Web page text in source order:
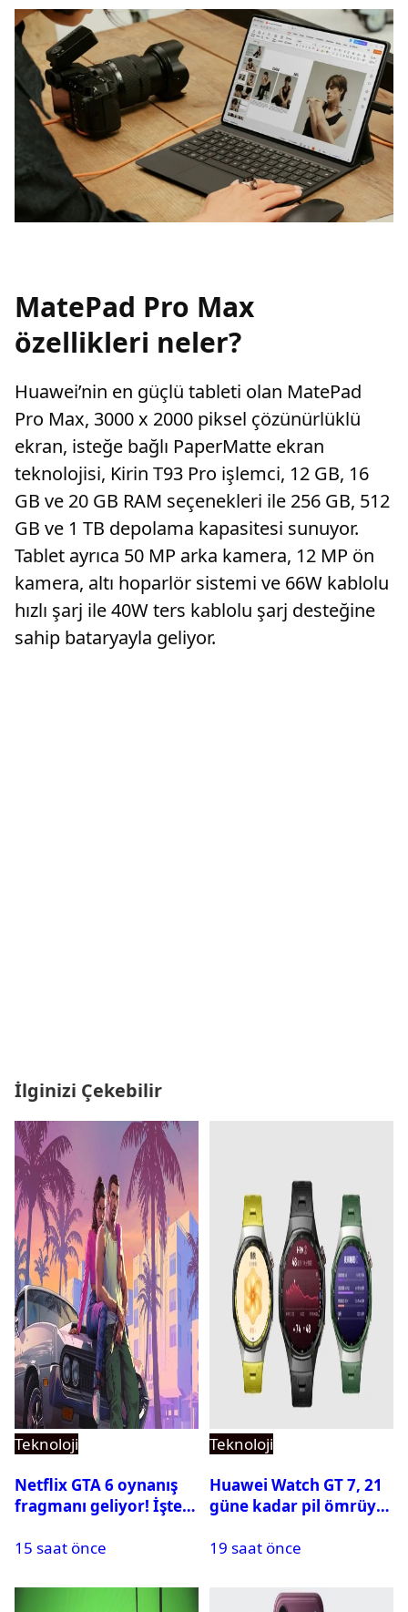
MatePad Pro Max
özellikleri neler?
Huawei’nin en güçlü tableti olan MatePad
Pro Max, 3000 x 2000 piksel çözünürlüklü
ekran, isteğe bağlı PaperMatte ekran
teknolojisi, Kirin T93 Pro işlemci, 12 GB, 16
GB ve 20 GB RAM seçenekleri ile 256 GB, 512
GB ve 1 TB depolama kapasitesi sunuyor.
Tablet ayrıca 50 MP arka kamera, 12 MP ön
kamera, altı hoparlör sistemi ve 66W kablolu
hızlı şarj ile 40W ters kablolu şarj desteğine
sahip bataryayla geliyor.
İlginizi Çekebilir
Teknoloji
Netflix GTA 6 oynanış
fragmanı geliyor! İşte
15 saat önce
Teknoloji
Huawei Watch GT 7, 21
güne kadar pil ömrüyle
19 saat önce